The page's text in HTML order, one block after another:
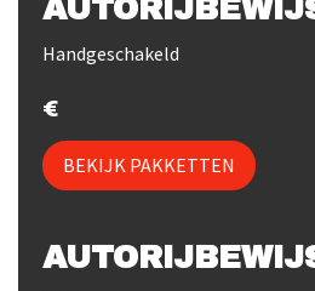
Handgeschakeld
BEKIJK PAKKETTEN